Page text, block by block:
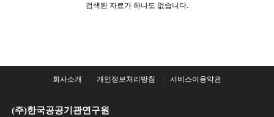
검색된 자료가 하나도 없습니다.
회사소개 개인정보처리방침 서비스이용약관
(주)한국공공기관연구원